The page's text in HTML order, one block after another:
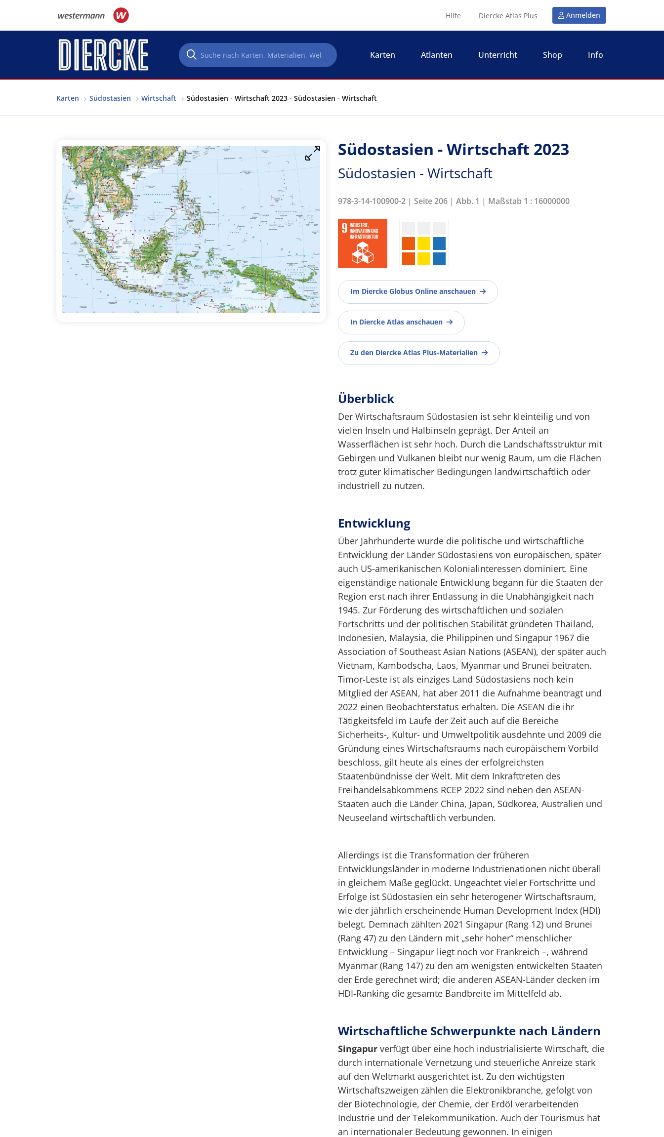
Hilfe Diercke Atlas Plus Anmelden
Karten Atlanten Unterricht Shop Info
Karten Südostasien Wirtschaft Südostasien - Wirtschaft 2023 - Südostasien - Wirtschaft
Südostasien - Wirtschaft 2023
Südostasien - Wirtschaft
978-3-14-100900-2 | Seite 206 | Abb. 1 | Maßstab 1 : 16000000
Im Diercke Globus Online anschauen
In Diercke Atlas anschauen
Zu den Diercke Atlas Plus-Materialien
Überblick
Der Wirtschaftsraum Südostasien ist sehr kleinteilig und von
vielen Inseln und Halbinseln geprägt. Der Anteil an
Wasserflächen ist sehr hoch. Durch die Landschaftsstruktur mit
Gebirgen und Vulkanen bleibt nur wenig Raum, um die Flächen
trotz guter klimatischer Bedingungen landwirtschaftlich oder
industriell zu nutzen.
Entwicklung
Über Jahrhunderte wurde die politische und wirtschaftliche
Entwicklung der Länder Südostasiens von europäischen, später
auch US-amerikanischen Kolonialinteressen dominiert. Eine
eigenständige nationale Entwicklung begann für die Staaten der
Region erst nach ihrer Entlassung in die Unabhängigkeit nach
1945. Zur Förderung des wirtschaftlichen und sozialen
Fortschritts und der politischen Stabilität gründeten Thailand,
Indonesien, Malaysia, die Philippinen und Singapur 1967 die
Association of Southeast Asian Nations (ASEAN), der später auch
Vietnam, Kambodscha, Laos, Myanmar und Brunei beitraten.
Timor-Leste ist als einziges Land Südostasiens noch kein
Mitglied der ASEAN, hat aber 2011 die Aufnahme beantragt und
2022 einen Beobachterstatus erhalten. Die ASEAN die ihr
Tätigkeitsfeld im Laufe der Zeit auch auf die Bereiche
Sicherheits-, Kultur- und Umweltpolitik ausdehnte und 2009 die
Gründung eines Wirtschaftsraums nach europäischem Vorbild
beschloss, gilt heute als eines der erfolgreichsten
Staatenbündnisse der Welt. Mit dem Inkrafttreten des
Freihandelsabkommens RCEP 2022 sind neben den ASEAN-
Staaten auch die Länder China, Japan, Südkorea, Australien und
Neuseeland wirtschaftlich verbunden.
Allerdings ist die Transformation der früheren
Entwicklungsländer in moderne Industrienationen nicht überall
in gleichem Maße geglückt. Ungeachtet vieler Fortschritte und
Erfolge ist Südostasien ein sehr heterogener Wirtschaftsraum,
wie der jährlich erscheinende Human Development Index (HDI)
belegt. Demnach zählten 2021 Singapur (Rang 12) und Brunei
(Rang 47) zu den Ländern mit „sehr hoher“ menschlicher
Entwicklung – Singapur liegt noch vor Frankreich –, während
Myanmar (Rang 147) zu den am wenigsten entwickelten Staaten
der Erde gerechnet wird; die anderen ASEAN-Länder decken im
HDI-Ranking die gesamte Bandbreite im Mittelfeld ab.
Wirtschaftliche Schwerpunkte nach Ländern
Singapur verfügt über eine hoch industrialisierte Wirtschaft, die
durch internationale Vernetzung und steuerliche Anreize stark
auf den Weltmarkt ausgerichtet ist. Zu den wichtigsten
Wirtschaftszweigen zählen die Elektronikbranche, gefolgt von
der Biotechnologie, der Chemie, der Erdöl verarbeitenden
Industrie und der Telekommunikation. Auch der Tourismus hat
an internationaler Bedeutung gewonnen. In einigen